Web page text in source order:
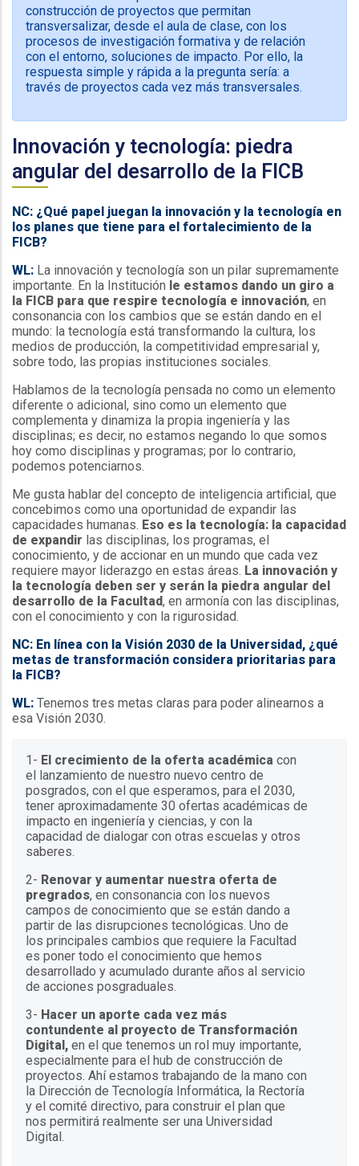
construcción de proyectos que permitan
transversalizar, desde el aula de clase, con los
procesos de investigación formativa y de relación
con el entorno, soluciones de impacto. Por ello, la
respuesta simple y rápida a la pregunta sería: a
través de proyectos cada vez más transversales.
Innovación y tecnología: piedra
angular del desarrollo de la FICB
NC: ¿Qué papel juegan la innovación y la tecnología en
los planes que tiene para el fortalecimiento de la
FICB?
WL: La innovación y tecnología son un pilar supremamente
importante. En la Institución le estamos dando un giro a
la FICB para que respire tecnología e innovación, en
consonancia con los cambios que se están dando en el
mundo: la tecnología está transformando la cultura, los
medios de producción, la competitividad empresarial y,
sobre todo, las propias instituciones sociales.
Hablamos de la tecnología pensada no como un elemento
diferente o adicional, sino como un elemento que
complementa y dinamiza la propia ingeniería y las
disciplinas; es decir, no estamos negando lo que somos
hoy como disciplinas y programas; por lo contrario,
podemos potenciarnos.
Me gusta hablar del concepto de inteligencia artificial, que
concebimos como una oportunidad de expandir las
capacidades humanas. Eso es la tecnología: la capacidad
de expandir las disciplinas, los programas, el
conocimiento, y de accionar en un mundo que cada vez
requiere mayor liderazgo en estas áreas. La innovación y
la tecnología deben ser y serán la piedra angular del
desarrollo de la Facultad, en armonía con las disciplinas,
con el conocimiento y con la rigurosidad.
NC: En línea con la Visión 2030 de la Universidad, ¿qué
metas de transformación considera prioritarias para
la FICB?
WL: Tenemos tres metas claras para poder alinearnos a
esa Visión 2030.
1- El crecimiento de la oferta académica con
el lanzamiento de nuestro nuevo centro de
posgrados, con el que esperamos, para el 2030,
tener aproximadamente 30 ofertas académicas de
impacto en ingeniería y ciencias, y con la
capacidad de dialogar con otras escuelas y otros
saberes.
2- Renovar y aumentar nuestra oferta de
pregrados, en consonancia con los nuevos
campos de conocimiento que se están dando a
partir de las disrupciones tecnológicas. Uno de
los principales cambios que requiere la Facultad
es poner todo el conocimiento que hemos
desarrollado y acumulado durante años al servicio
de acciones posgraduales.
3- Hacer un aporte cada vez más
contundente al proyecto de Transformación
Digital, en el que tenemos un rol muy importante,
especialmente para el hub de construcción de
proyectos. Ahí estamos trabajando de la mano con
la Dirección de Tecnología Informática, la Rectoría
y el comité directivo, para construir el plan que
nos permitirá realmente ser una Universidad
Digital.